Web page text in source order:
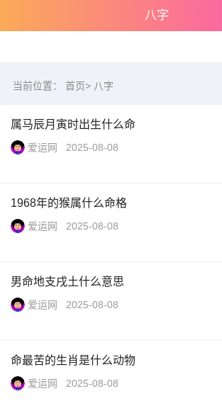
八字
当前位置： 首页> 八字
属马辰月寅时出生什么命
爱运网 2025-08-08
1968年的猴属什么命格
爱运网 2025-08-08
男命地支戌土什么意思
爱运网 2025-08-08
命最苦的生肖是什么动物
爱运网 2025-08-08